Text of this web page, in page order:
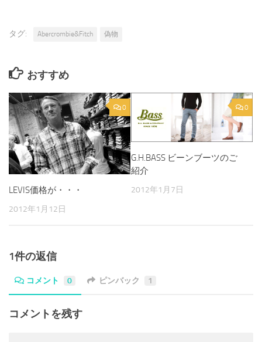
タグ: Abercrombie&Fitch 偽物
おすすめ
0
LEVIS価格が・・・
2012年1月12日
0
G.H.BASS ビーンブーツのご
紹介
2012年1月7日
1件の返信
コメント 0 ピンバック 1
コメントを残す